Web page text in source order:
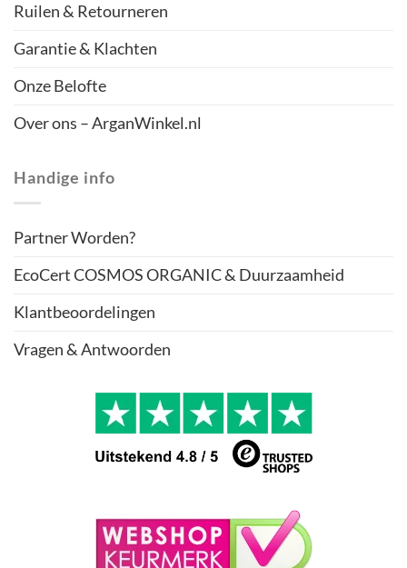
Ruilen & Retourneren
Garantie & Klachten
Onze Belofte
Over ons – ArganWinkel.nl
Handige info
Partner Worden?
EcoCert COSMOS ORGANIC & Duurzaamheid
Klantbeoordelingen
Vragen & Antwoorden